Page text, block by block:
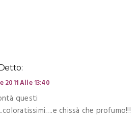
2011 Alle 13:40
questi
chissà che profumo!!!